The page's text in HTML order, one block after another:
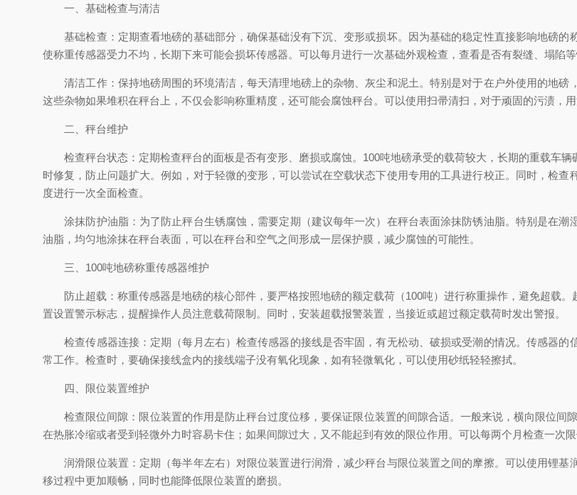
一、基础检查与清洁
基础检查：定期查看地磅的基础部分，确保基础没有下沉、变形或损坏。因为基础的稳定性直接影响地磅的
使称重传感器受力不均，长期下来可能会损坏传感器。可以每月进行一次基础外观检查，查看是否有裂缝、塌陷等
清洁工作：保持地磅周围的环境清洁，每天清理地磅上的杂物、灰尘和泥土。特别是对于在户外使用的地磅
这些杂物如果堆积在秤台上，不仅会影响称重精度，还可能会腐蚀秤台。可以使用扫帚清扫，对于顽固的污渍，
二、秤台维护
检查秤台状态：定期检查秤台的面板是否有变形、磨损或腐蚀。100吨地磅承受的载荷较大，长期的重载车辆
时修复，防止问题扩大。例如，对于轻微的变形，可以尝试在空载状态下使用专用的工具进行校正。同时，检
度进行一次全面检查。
涂抹防护油脂：为了防止秤台生锈腐蚀，需要定期（建议每年一次）在秤台表面涂抹防锈油脂。特别是在潮
油脂，均匀地涂抹在秤台表面，可以在秤台和空气之间形成一层保护膜，减少腐蚀的可能性。
三、 100吨地磅称重传感器维护
防止超载：称重传感器是地磅的核心部件，要严格按照地磅的额定载荷（100吨）进行称重操作，避免超载。
置设置警示标志，提醒操作人员注意载荷限制。同时，安装超载报警装置，当接近或超过额定载荷时发出警报。
检查传感器连接：定期（每月左右）检查传感器的接线是否牢固，有无松动、破损或受潮的情况。传感器的
常工作。检查时，要确保接线盒内的接线端子没有氧化现象，如有轻微氧化，可以使用砂纸轻轻擦拭。
四、限位装置维护
检查限位间隙：限位装置的作用是防止秤台过度位移，要保证限位装置的间隙合适。一般来说，横向限位间
在热胀冷缩或者受到轻微外力时容易卡住；如果间隙过大，又不能起到有效的限位作用。可以每两个月检查一次
润滑限位装置：定期（每半年左右）对限位装置进行润滑，减少秤台与限位装置之间的摩擦。可以使用锂基
移过程中更加顺畅，同时也能降低限位装置的磨损。